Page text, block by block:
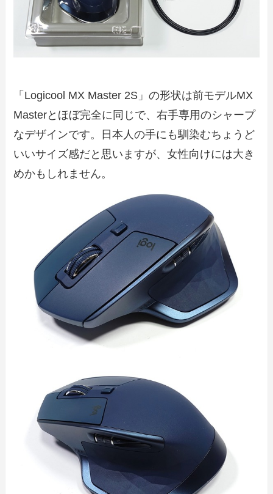
「Logicool MX Master 2S」の形状は前モデルMX
Masterとほぼ完全に同じで、右手専用のシャープ
なデザインです。日本人の手にも馴染むちょうど
いいサイズ感だと思いますが、女性向けには大き
めかもしれません。